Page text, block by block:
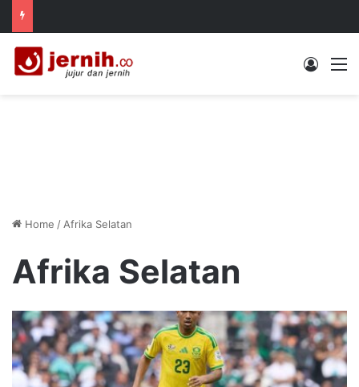
Log In
Home / Afrika Selatan
Afrika Selatan